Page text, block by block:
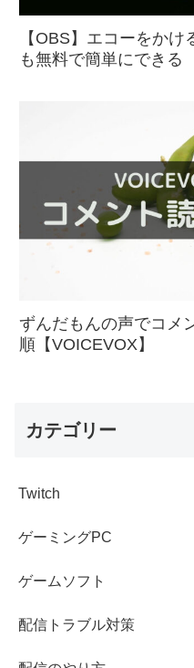
【OBS】エコーをか
も無料で簡単にできる
ずんだもんの声でコメ
順【VOICEVOX】
カテゴリー
Twitch
ゲーミングPC
ゲームソフト
配信トラブル対策